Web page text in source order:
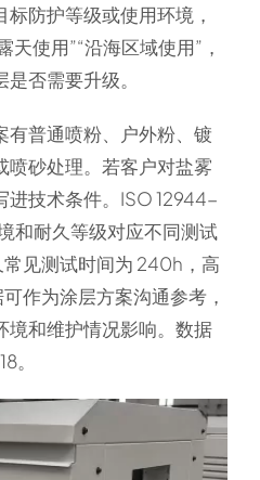
防护等级或使用环境，
天使用”“沿海区域使用”，
否需要升级。
有普通喷粉、户外粉、镀
喷砂处理。若客户对盐雾
进技术条件。ISO 12944-
和耐久等级对应不同测试
见测试时间为 240h，高
作为涂层方案沟通参考，
境和维护情况影响。数据
。